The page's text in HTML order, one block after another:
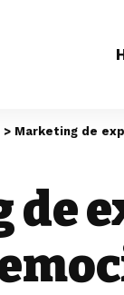
> Marketing de